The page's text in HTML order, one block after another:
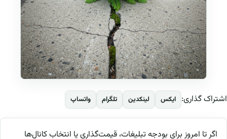
اشتراک گذاری: ایکس لینکدین تلگرام واتساپ
اگر تا امروز برای بودجه تبلیغات، قیمت‌گذاری یا انتخاب کانال‌ها